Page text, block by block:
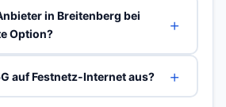
in Breitenberg bei
Option?
auf Festnetz-Internet aus?